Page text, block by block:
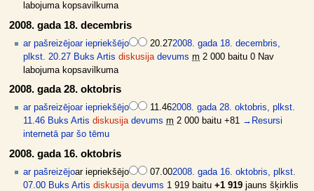
labojuma kopsavilkuma
2008. gada 18. decembris
ar pašreizējoar iepriekšējo 20.272008. gada 18. decembris,
plkst. 20.27 Buks Artis diskusija devums m 2 000 baitu 0 Nav
labojuma kopsavilkuma
2008. gada 28. oktobris
ar pašreizējoar iepriekšējo 11.462008. gada 28. oktobris, plkst.
11.46 Buks Artis diskusija devums m 2 000 baitu +81 → Resursi
internetā par šo tēmu
2008. gada 16. oktobris
ar pašreizējoar iepriekšējo 07.002008. gada 16. oktobris, plkst.
07.00 Buks Artis diskusija devums 1 919 baitu +1 919 jauns šķirklis